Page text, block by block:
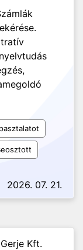
2026. 07. 21.
Kft.